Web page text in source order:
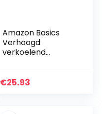
Amazon Basics
Verhoogd
verkoelend
cm), grijs
€25.93